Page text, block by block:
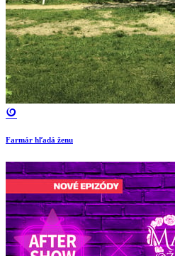
Farmár hľadá ženu